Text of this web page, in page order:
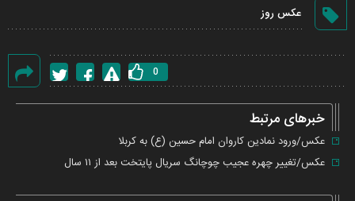
عکس روز
گزارش
0
خبرهای مرتبط
عکس/ورود نمادین کاروان امام حسین (ع) به کربلا
عکس/تغییر چهره عجیب چوچانگ سریال پایتخت بعد از ۱۱ سال